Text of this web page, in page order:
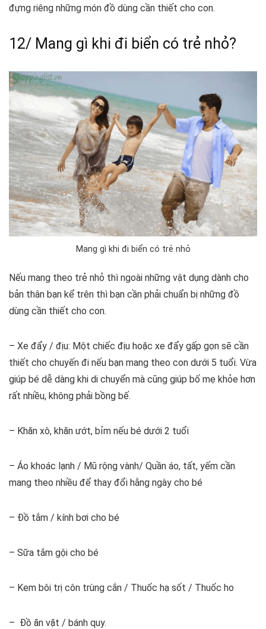
đựng riêng những món đồ dùng cần thiết cho con.
12/ Mang gì khi đi biển có trẻ nhỏ?
Mang gì khi đi biển có trẻ nhỏ
Nếu mang theo trẻ nhỏ thì ngoài những vật dụng dành cho
bản thân bạn kể trên thì bạn cần phải chuẩn bị những đồ
dùng cần thiết cho con.
– Xe đẩy / địu: Một chiếc địu hoặc xe đẩy gấp gọn sẽ cần
thiết cho chuyến đi nếu bạn mang theo con dưới 5 tuổi. Vừa
giúp bé dễ dàng khi di chuyển mà cũng giúp bố mẹ khỏe hơn
rất nhiều, không phải bồng bế.
– Khăn xô, khăn ướt, bỉm nếu bé dưới 2 tuổi
– Áo khoác lạnh / Mũ rộng vành/ Quần áo, tất, yếm cần
mang theo nhiều để thay đổi hằng ngày cho bé
– Đồ tắm / kính bơi cho bé
– Sữa tắm gội cho bé
– Kem bôi trị côn trùng cắn / Thuốc hạ sốt / Thuốc ho
– Đồ ăn vặt / bánh quy.